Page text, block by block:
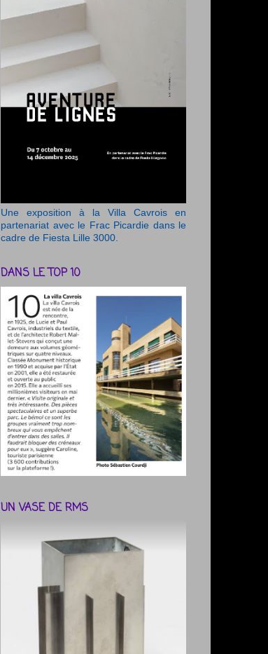
Une exposition à la Villa Cavrois en
partenariat avec le Frac Picardie dans le
cadre de Fiesta Lille 3000.
DANS LE TOP 10
UN VASE DE RMS